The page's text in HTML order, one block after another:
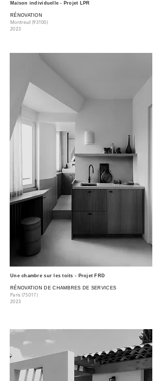
Maison individuelle - Projet LPR
RÉNOVATION
Montreuil (93100)
2023
Une chambre sur les toits - Projet FRD
RÉNOVATION DE CHAMBRES DE SERVICES
Paris (75017)
2023